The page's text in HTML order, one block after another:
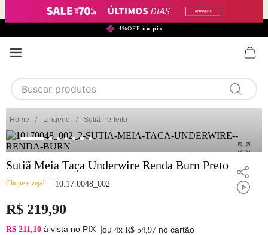
4%OFF no pix
Buscar produtos
1 calcinha
2 sutiã
5 sutiã calcinha
Lingerie Sutiã Perfeito
Sutiã Meia Taça Underwire Renda Burn Preto
Clique e veja! 10.17.0048_002
R$ 219,90
R$ 211,10 à vista no PIX ou 4x R$ 54,97 no cartão